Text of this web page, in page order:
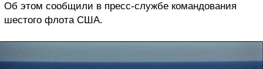
Об этом сообщили в пресс-службе командования
шестого флота США.